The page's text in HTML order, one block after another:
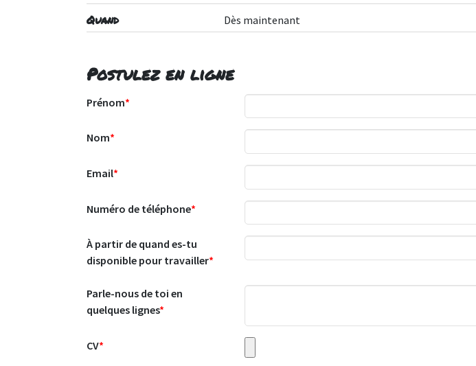
Quand Dès maintenant
Postulez en ligne
Prénom
Nom
Email
Numéro de téléphone
À partir de quand es-tu
disponible pour travailler
Parle-nous de toi en
quelques lignes
CV